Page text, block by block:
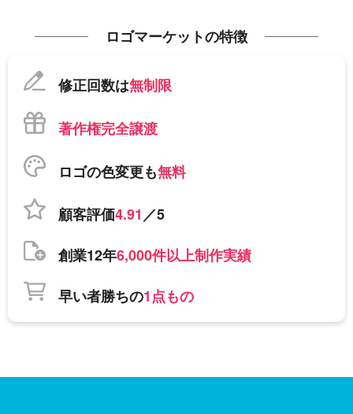
ロゴマーケットの特徴
修正回数は無制限
著作権完全譲渡
ロゴの色変更も無料
顧客評価4.91／5
創業12年6,000件以上制作実績
早い者勝ちの1点もの